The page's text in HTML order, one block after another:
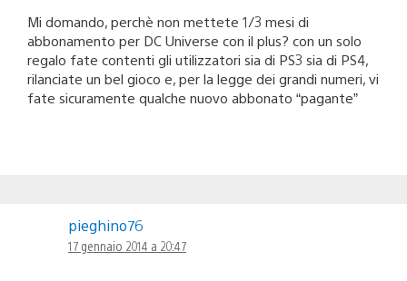
Mi domando, perchè non mettete 1/3 mesi di
abbonamento per DC Universe con il plus? con un solo
regalo fate contenti gli utilizzatori sia di PS3 sia di PS4,
rilanciate un bel gioco e, per la legge dei grandi numeri, vi
fate sicuramente qualche nuovo abbonato “pagante”
pieghino76
17 gennaio 2014 a 20:47